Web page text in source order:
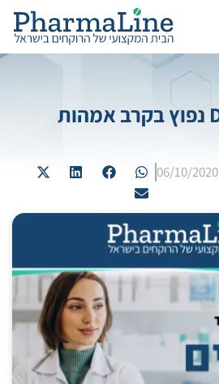
מחסור בוויטמין D נפוץ בקרב אמהות
06/10/2020